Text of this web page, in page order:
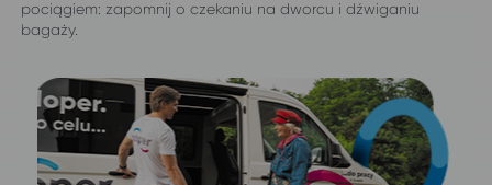
pociągiem: zapomnij o czekaniu na dworcu i dźwiganiu
bagaży.